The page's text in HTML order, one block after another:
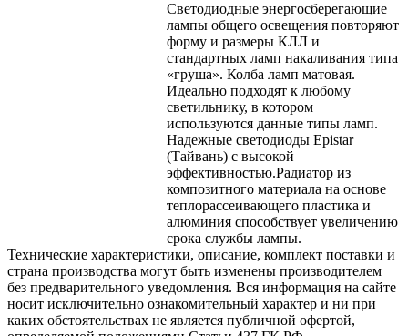
Cветодиодные энергосберегающие
лампы общего освещения повторяют
форму и размеры КЛЛ и
стандартных ламп накаливания типа
«груша». Колба ламп матовая.
Идеально подходят к любому
светильнику, в котором
используются данные типы ламп.
Надежные светодиоды Epistar
(Тайвань) с высокой
эффективностью.Радиатор из
композитного материала на основе
теплорассеивающего пластика и
алюминия способствует увеличению
срока службы лампы.
Технические характеристики, описание, комплект поставки и
страна производства могут быть изменены производителем
без предварительного уведомления. Вся информация на сайте
носит исключительно ознакомительный характер и ни при
каких обстоятельствах не является публичной офертой,